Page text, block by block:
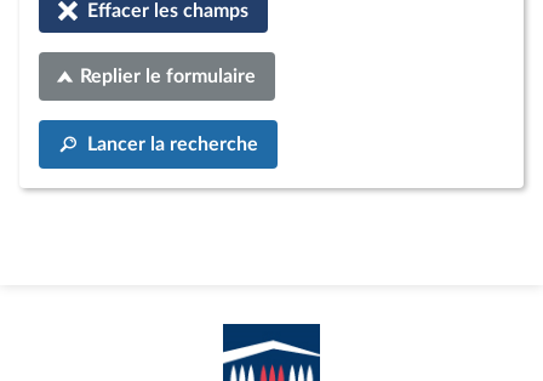
Effacer les champs
Replier le formulaire
Lancer la recherche